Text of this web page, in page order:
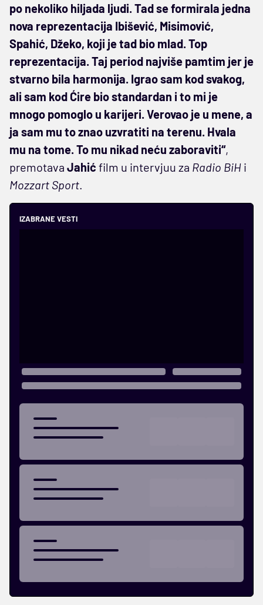
po nekoliko hiljada ljudi. Tad se formirala jedna
nova reprezentacija Ibišević, Misimović,
Spahić, Džeko, koji je tad bio mlad. Top
reprezentacija. Taj period najviše pamtim jer je
stvarno bila harmonija. Igrao sam kod svakog,
ali sam kod Ćire bio standardan i to mi je
mnogo pomoglo u karijeri. Verovao je u mene, a
ja sam mu to znao uzvratiti na terenu. Hvala
mu na tome. To mu nikad neću zaboraviti“,
premotava Jahić film u intervjuu za Radio BiH i
Mozzart Sport.
IZABRANE VESTI